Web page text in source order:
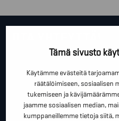
Tämä sivusto
Käytämme evästeitä
räätälöimiseen, sosiaalisen
tukemiseen ja
jaamme sosiaalisen median,
kumppaneillemme tietoja siitä,
kartoituskäyntiä tai ihan
terveisiä!
" näyttää pakolliset kentät